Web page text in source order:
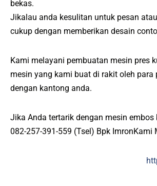
bekas.
Jikalau anda kesulitan untuk pesan
cukup dengan memberikan desain
Kami melayani pembuatan mesin pres
mesin yang kami buat di rakit oleh
dengan kantong anda.
Jika Anda tertarik dengan mesin
082-257-391-559 (Tsel) Bpk ImronKami